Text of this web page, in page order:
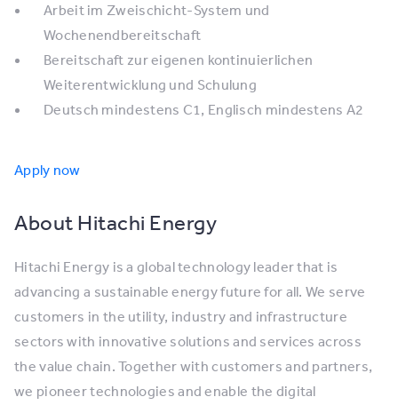
Arbeit im Zweischicht-System und
Wochenendbereitschaft
Bereitschaft zur eigenen kontinuierlichen
Weiterentwicklung und Schulung
Deutsch mindestens C1, Englisch mindestens A2
Apply now
About Hitachi Energy
Hitachi Energy is a global technology leader that is
advancing a sustainable energy future for all. We serve
customers in the utility, industry and infrastructure
sectors with innovative solutions and services across
the value chain. Together with customers and partners,
we pioneer technologies and enable the digital